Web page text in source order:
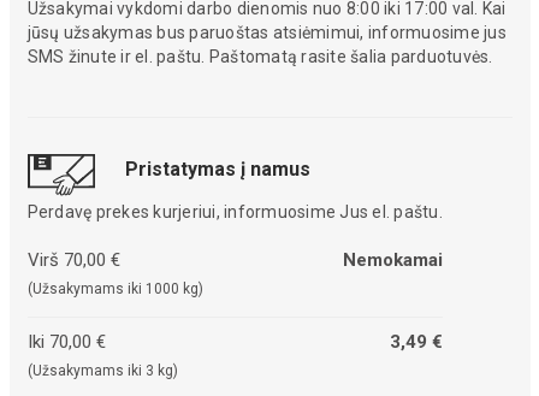
Užsakymai vykdomi darbo dienomis nuo 8:00 iki 17:00 val. Kai
jūsų užsakymas bus paruoštas atsiėmimui, informuosime jus
SMS žinute ir el. paštu. Paštomatą rasite šalia parduotuvės.
Pristatymas į namus
Perdavę prekes kurjeriui, informuosime Jus el. paštu.
Virš 70,00 €
(Užsakymams iki 1000 kg)
Nemokamai
Iki 70,00 €
(Užsakymams iki 3 kg)
3,49 €